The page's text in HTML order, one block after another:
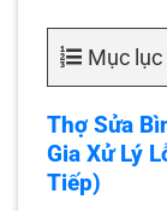
Mục
Thợ Sửa
Gia Xử Lý
Tiếp)